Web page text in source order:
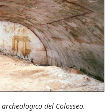
del Colosseo.